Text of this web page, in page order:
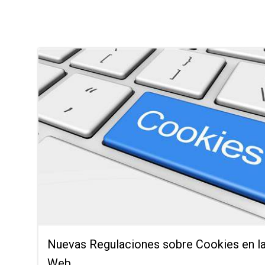
Nuevas Regulaciones sobre Cookies en